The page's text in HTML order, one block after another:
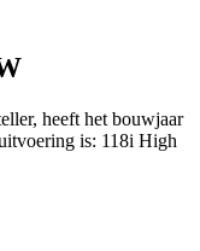
heeft het bouwjaar
is: 118i High